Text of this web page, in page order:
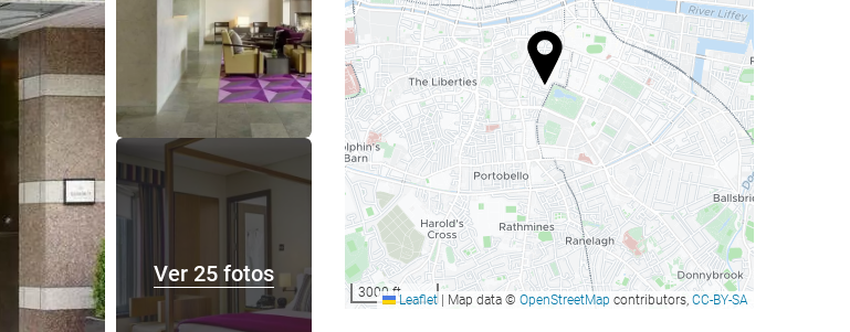
Ver 25 fotos
3000 ftLeaflet Map data © OpenStreetMap contributors, CC-BY-SA